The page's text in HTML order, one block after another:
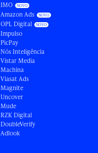
IMO
Amazon Ads
OPL Digital
Impulso
PicPay
Nós Inteligência
Vistar Media
Machina
Viasat Ads
Magnite
Uncover
Mude
RZK Digital
DoubleVerify
Adlook